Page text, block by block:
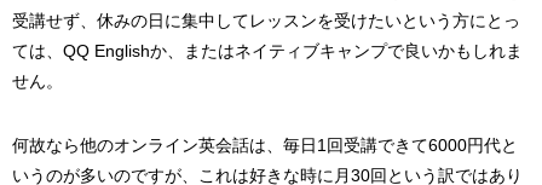
受講せず、休みの日に集中してレッスンを受けたいという方にとっ
ては、QQ Englishか、またはネイティブキャンプで良いかもしれま
せん。
何故なら他のオンライン英会話は、毎日1回受講できて6000円代と
いうのが多いのですが、これは好きな時に月30回という訳ではあり